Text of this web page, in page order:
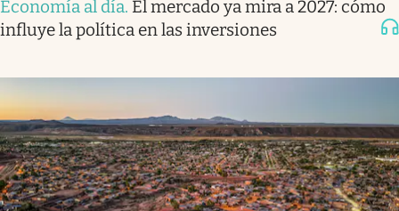
Economía al día. El mercado ya mira a 2027: cómo
influye la política en las inversiones